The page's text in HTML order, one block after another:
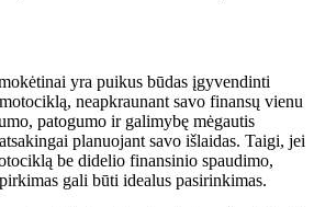
yra puikus būdas įgyvendinti
neapkraunant savo finansų vienu
patogumo ir galimybę mėgautis
planuojant savo išlaidas. Taigi, jei
be didelio finansinio spaudimo,
gali būti idealus pasirinkimas.